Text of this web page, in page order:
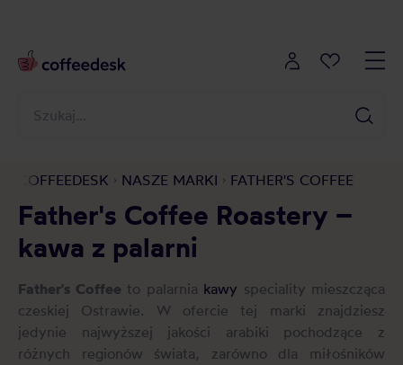
COFFEEDESK NASZE MARKI FATHER'S COFFEE
Father's Coffee Roastery –
kawa z palarni
Father's Coffee to palarnia kawy speciality mieszcząca
czeskiej Ostrawie. W ofercie tej marki znajdziesz
jedynie najwyższej jakości arabiki pochodzące z
różnych regionów świata, zarówno dla miłośników